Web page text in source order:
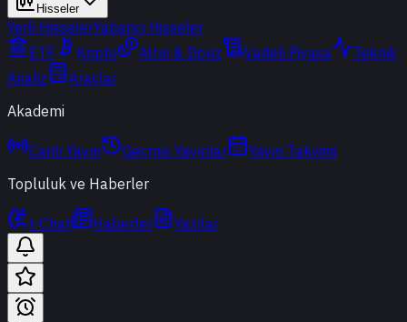
Hisseler
Yerli HisselerYabancı Hisseler
ETF
Kripto Altın & Döviz Vadeli Piyasa
Teknik
Analiz
Araçlar
Akademi
Canlı Yayın Geçmiş Yayınlar
Yayın Takvimi
Topluluk ve Haberler
t-Chat Haberler Yazılar